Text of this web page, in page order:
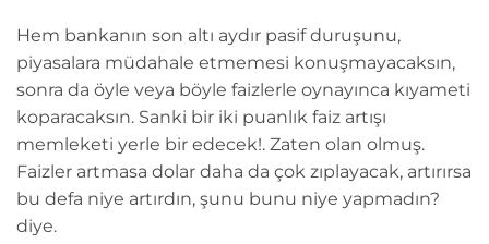
Hem bankanın son altı aydır pasif duruşunu,
piyasalara müdahale etmemesi konuşmayacaksın,
sonra da öyle veya böyle faizlerle oynayınca kıyameti
koparacaksın. Sanki bir iki puanlık faiz artışı
memleketi yerle bir edecek!. Zaten olan olmuş.
Faizler artmasa dolar daha da çok zıplayacak, artırırsa
bu defa niye artırdın, şunu bunu niye yapmadın?
diye.